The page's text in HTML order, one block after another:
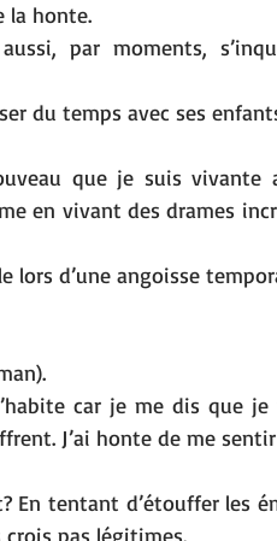
la honte.
par moments,
du temps avec ses
que je suis vivante
en vivant des drames
lors d’une angoisse
car je me dis que
J’ai honte de me
En tentant d’étouffer les
pas légitimes.